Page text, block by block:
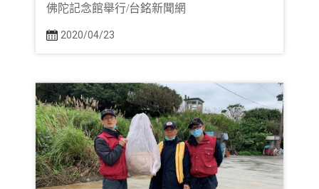
佛陀記念館舉行/台銘新聞網
2020/04/23